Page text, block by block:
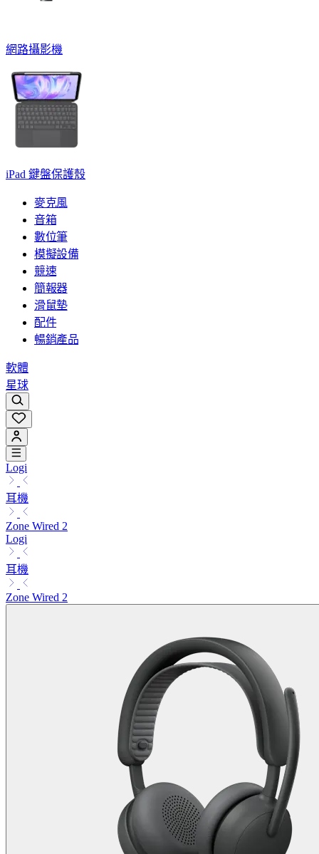
網路攝影機
iPad 鍵盤保護殼
麥克風
音箱
數位筆
模擬設備
競速
簡報器
滑鼠墊
配件
暢銷產品
軟體
星球
Logi
耳機
Zone Wired 2
Logi
耳機
Zone Wired 2